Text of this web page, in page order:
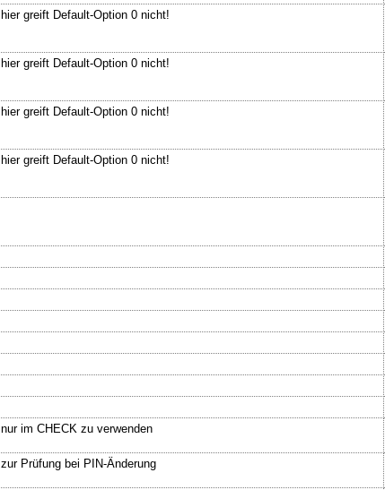
hier greift Default-Option 0 nicht!
hier greift Default-Option 0 nicht!
hier greift Default-Option 0 nicht!
hier greift Default-Option 0 nicht!
nur im CHECK zu verwenden
zur Prüfung bei PIN-Änderung